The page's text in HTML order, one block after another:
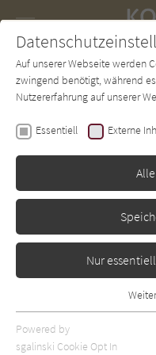
SUCHE Forum
Thibaud
Standard
Alle Zutaten anzeigen
Auf unserer Webseite werden
zwingend benötigt, während
Nutzererfahrung auf unserer
Essentiell Externe
Nur
Essentielle Cookies werden
Webseite benötigt. Dadurch
Powered by
sgalinski Cookie Opt In